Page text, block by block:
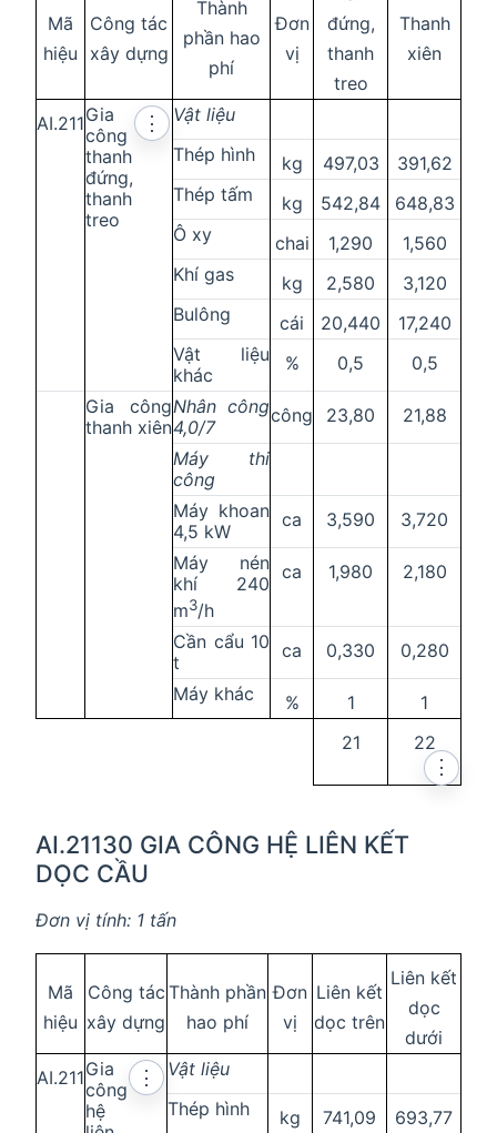
Mã
hiệu
Công tác
xây dựng
Thành
phần hao
phí
Đơn
vị
đứng,
thanh
treo
Thanh
xiên
AI.211Gia
công
thanh
đứng,
thanh
treo
⋮
Vật liệu
Thép hình
kg 497,03
391,62
Thép tấm
kg 542,84
648,83
Ô xy
chai 1,290
1,560
Khí gas
kg 2,580
3,120
Bulông
cái 20,440
17,240
Vật liệu
khác
% 0,5
0,5
Gia công
thanh xiên
Nhân công
4,0/7
công 23,80
21,88
Máy thi
công
Máy khoan
4,5 kW
ca 3,590
3,720
Máy nén
khí 240
m3/h
ca 1,980 2,180
Cần cẩu 10
t
ca 0,330
0,280
Máy khác
% 1
1
21
22
AI.21130 GIA CÔNG HỆ LIÊN KẾT
DỌC CẦU
⋮
Đơn vị tính: 1 tấn
Mã
hiệu
Công tác
xây dựng
Thành phần
hao phí
Đơn
vị
Liên kết
dọc trên
Liên kết
dọc
dưới
AI.211Gia
công
hệ
⋮
Vật liệu
Thép hình
kg 741,09 693,77